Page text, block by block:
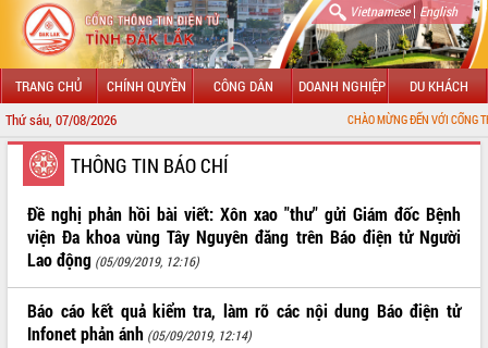
Vietnamese| English
TRANG CHỦ CHÍNH QUYỀN CÔNG DÂN DOANH NGHIỆP DU KHÁCH
Thứ sáu, 07/08/2026 CHÀO MỪNG ĐẾN VỚI CỔNG THÔNG
GIỚI THIỆU
LÃNH ĐẠO UBND TỈNH
TIN TỨC SỰ KIỆN
SỞ, BAN, NGÀNH
UBND CÁC XÃ, PHƯỜNG
THÔNG TIN BÁO CHÍ
Đề nghị phản hồi bài viết: Xôn xao "thư" gửi Giám đốc Bệnh
viện Đa khoa vùng Tây Nguyên đăng trên Báo điện tử Người
Lao động (05/09/2019, 12:16)
Báo cáo kết quả kiểm tra, làm rõ các nội dung Báo điện tử
Infonet phản ánh (05/09/2019, 12:14)